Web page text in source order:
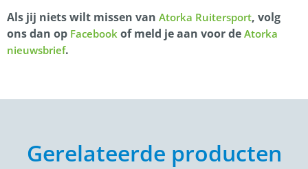
Als jij niets wilt missen van Atorka Ruitersport, volg
ons dan op Facebook of meld je aan voor de Atorka
nieuwsbrief.
Gerelateerde producten